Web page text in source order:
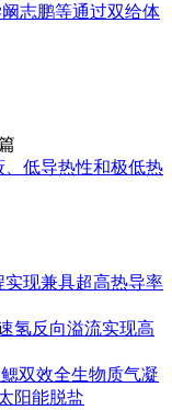
志鹏等通过双给体
低导热性和极低热
现兼具超高热导率
氢反向溢流实现高
双效全生物质气凝
阳能脱盐